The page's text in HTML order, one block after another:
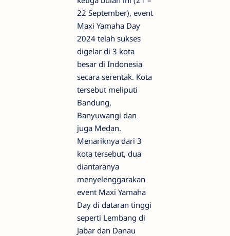
22 September), event
Maxi Yamaha Day
2024 telah sukses
digelar di 3 kota
besar di Indonesia
secara serentak. Kota
tersebut meliputi
Bandung,
Banyuwangi dan
juga Medan.
Menariknya dari 3
kota tersebut, dua
diantaranya
menyelenggarakan
event Maxi Yamaha
Day di dataran tinggi
seperti Lembang di
Jabar dan Danau